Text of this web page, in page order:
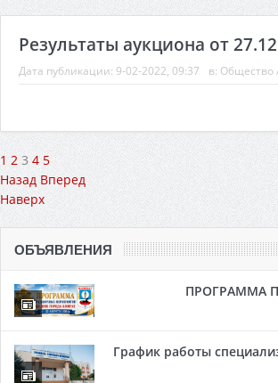
Результаты аукциона от
Дата публикации: 9-02-2022, 09:37 в: Общество
1 2 3 4 5
Назад Вперед
Наверх
ОБЪЯВЛЕНИЯ
ПРОГРАММА
График работы